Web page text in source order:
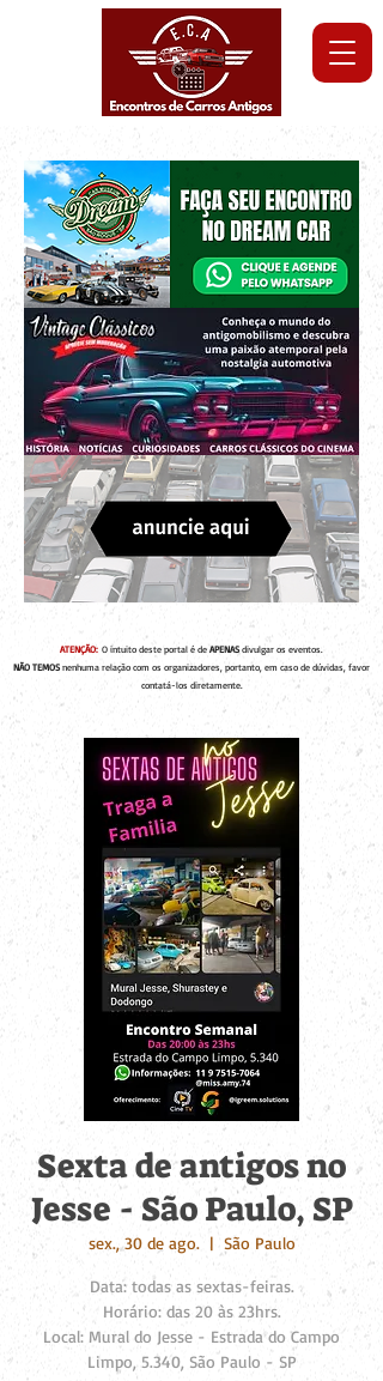
ATENÇÃO: O intuito deste portal é de APENAS divulgar os eventos.
NÃO TEMOS nenhuma relação com os organizadores, portanto, em caso de dúvidas, favor
contatá-los diretamente.
Sexta de antigos no
Jesse - São Paulo, SP
sex., 30 de ago.
  |
São Paulo
Data: todas as sextas-feiras.
Horário: das 20 às 23hrs.
Local: Mural do Jesse - Estrada do Campo
Limpo, 5.340, São Paulo - SP